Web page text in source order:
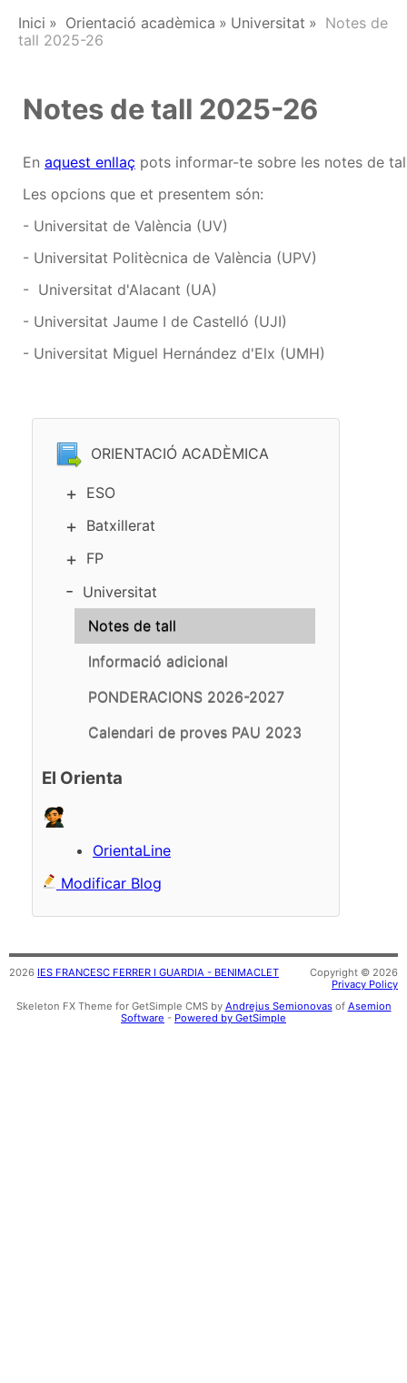
Inici Orientació acadèmica Universitat
Notes de
tall 2025-26
Notes de tall 2025-26
En aquest enllaç pots informar-te sobre les notes de
Les opcions que et presentem són:
- Universitat de València (UV)
- Universitat Politècnica de València (UPV)
- Universitat d'Alacant (UA)
- Universitat Jaume I de Castelló (UJI)
- Universitat Miguel Hernández d'Elx (UMH)
ORIENTACIÓ ACADÈMICA
ESO
Batxillerat
FP
Universitat
Notes de tall
Informació adicional
PONDERACIONS 2026-2027
Calendari de proves PAU 2023
El Orienta
OrientaLine
Modificar Blog
2026 IES FRANCESC FERRER I GUARDIA - BENIMACLET
Copyright © 2026
Privacy Policy
Skeleton FX Theme for GetSimple CMS by Andrejus Semionovasof Asemion
Software - Powered by GetSimple